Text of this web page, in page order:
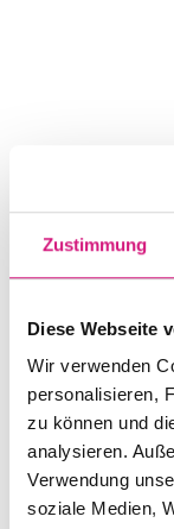
Zustimmung
Diese Webseite
Wir verwenden
personalisieren,
zu können und
analysieren.
Verwendung
soziale Medien,